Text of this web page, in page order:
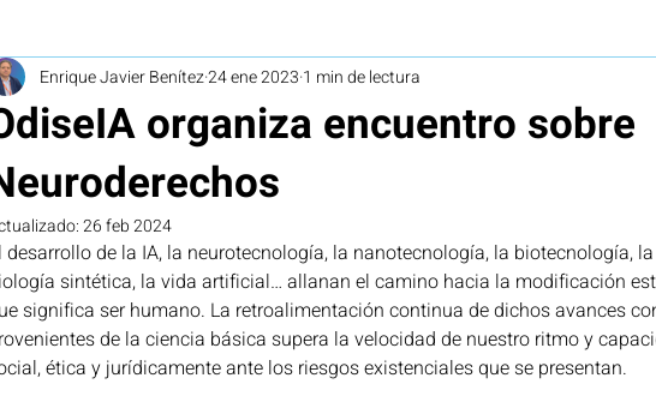
neuroética Blog Divulgación Comunicación
Formación Finanzas
Investigación Noticias Portada Privacidad Salud
tecnológica e innovación Sostenibilidad y ciudades inteligen
organiza encuentro sobre
Enrique Javier Benítez24 ene 2023 1 min de lectura
26 feb 2024
desarrollo de la IA, la neurotecnología, la nanotecnología, la biotecnología,
sintética, la vida artificial… allanan el camino hacia la modificación
significa ser humano. La retroalimentación continua de dichos avances
de la ciencia básica supera la velocidad de nuestro ritmo y
ética y jurídicamente ante los riesgos existenciales que se presentan.